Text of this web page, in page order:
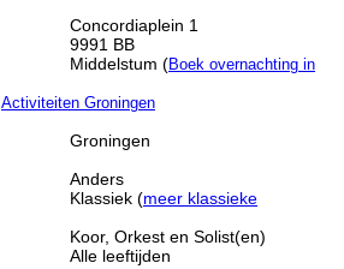
Concordiaplein 1
9991 BB
Middelstum (Boek overnachting in
Activiteiten Groningen
Groningen
Anders
Klassiek (meer klassieke
Koor, Orkest en Solist(en)
Alle leeftijden